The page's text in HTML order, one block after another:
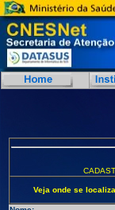
Veja onde se